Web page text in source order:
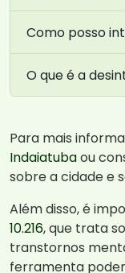
Como posso
O que é a
Para mais
Indaiatubaou
sobre a cidade e
Além disso, é
10.216, que trata
transtornos
ferramenta